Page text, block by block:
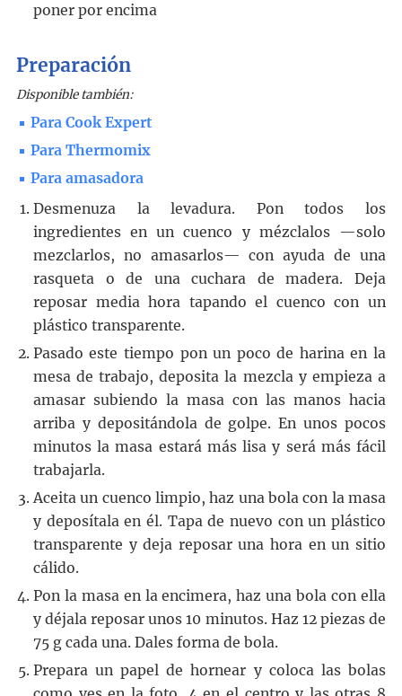
poner por encima
Preparación
Disponible también:
Para Cook Expert
Para Thermomix
Para amasadora
Desmenuza la levadura. Pon todos los
ingredientes en un cuenco y mézclalos —solo
mezclarlos, no amasarlos— con ayuda de una
rasqueta o de una cuchara de madera. Deja
reposar media hora tapando el cuenco con un
plástico transparente.
Pasado este tiempo pon un poco de harina en la
mesa de trabajo, deposita la mezcla y empieza a
amasar subiendo la masa con las manos hacia
arriba y depositándola de golpe. En unos pocos
minutos la masa estará más lisa y será más fácil
trabajarla.
Aceita un cuenco limpio, haz una bola con la masa
y deposítala en él. Tapa de nuevo con un plástico
transparente y deja reposar una hora en un sitio
cálido.
Pon la masa en la encimera, haz una bola con ella
y déjala reposar unos 10 minutos. Haz 12 piezas de
75 g cada una. Dales forma de bola.
Prepara un papel de hornear y coloca las bolas